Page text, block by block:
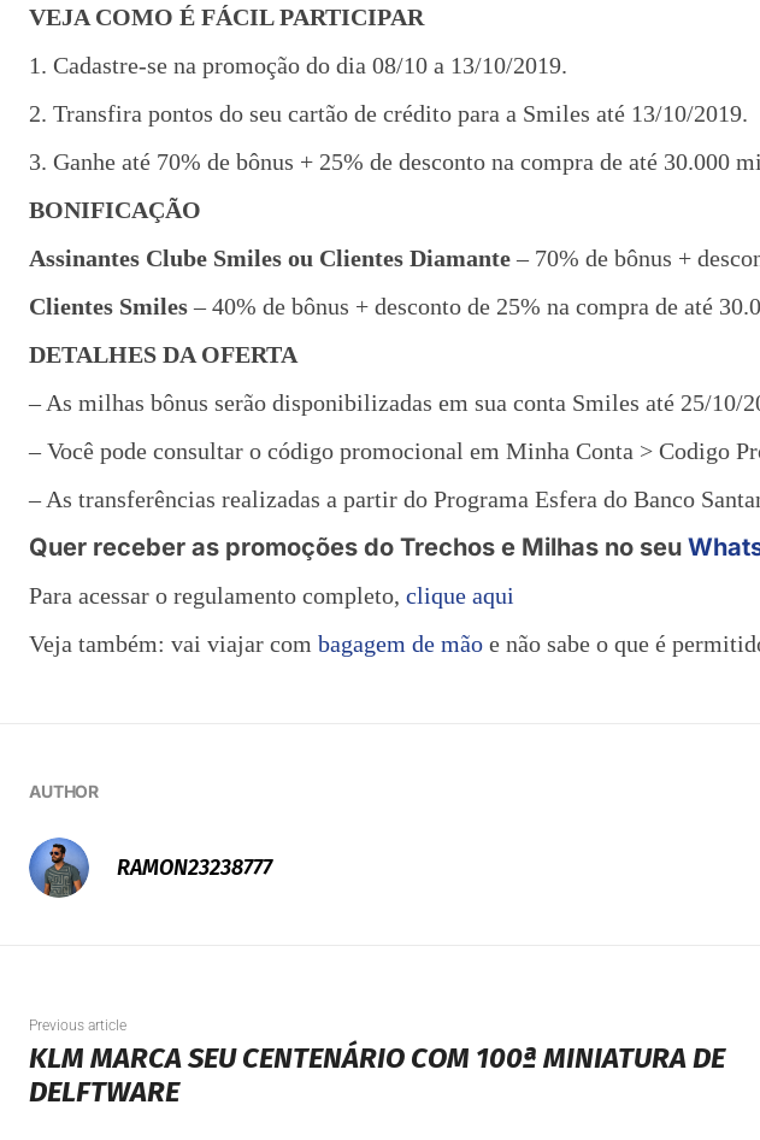
VEJA COMO É FÁCIL PARTICIPAR
1. Cadastre-se na promoção do dia 08/10 a 13/10/2019.
2. Transfira pontos do seu cartão de crédito para a Smiles até 13/10/2019.
3. Ganhe até 70% de bônus + 25% de desconto na compra de até 30.000
BONIFICAÇÃO
Assinantes Clube Smiles ou Clientes Diamante– 70% de bônus +
Clientes Smiles– 40% de bônus + desconto de 25% na compra de até
DETALHES DA OFERTA
– As milhas bônus serão disponibilizadas em sua conta Smiles até 25/
– Você pode consultar o código promocional em Minha Conta > Codigo
– As transferências realizadas a partir do Programa Esfera do Banco
Quer receber as promoções do Trechos e Milhas no seu
Para acessar o regulamento completo, clique aqui
Veja também: vai viajar com bagagem de mão e não sabe o que é
AUTHOR
RAMON23238777
Previous article
KLM MARCA SEU CENTENÁRIO COM 100ª MINIATURA DE
DELFTWARE